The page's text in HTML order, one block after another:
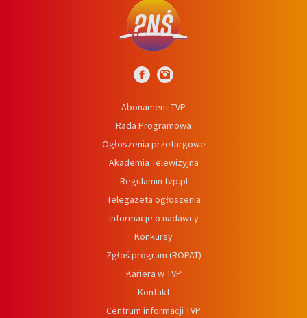
Abonament TVP
Rada Programowa
Ogłoszenia przetargowe
Akademia Telewizyjna
Regulamin tvp.pl
Telegazeta ogłoszenia
Informacje o nadawcy
Konkursy
Zgłoś program (ROPAT)
Kariera w TVP
Kontakt
Centrum informacji TVP